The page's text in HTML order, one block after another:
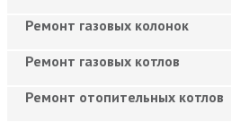
Ремонт газовых колонок
Ремонт газовых котлов
Ремонт отопительных котлов